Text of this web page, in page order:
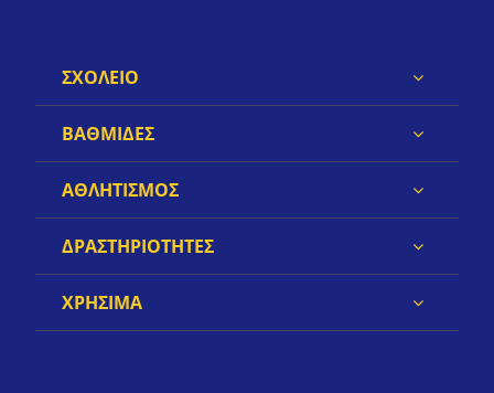
ΣΧΟΛΕΙΟ
ΒΑΘΜΙΔΕΣ
ΑΘΛΗΤΙΣΜΟΣ
ΔΡΑΣΤΗΡΙΟΤΗΤΕΣ
ΧΡΗΣΙΜΑ